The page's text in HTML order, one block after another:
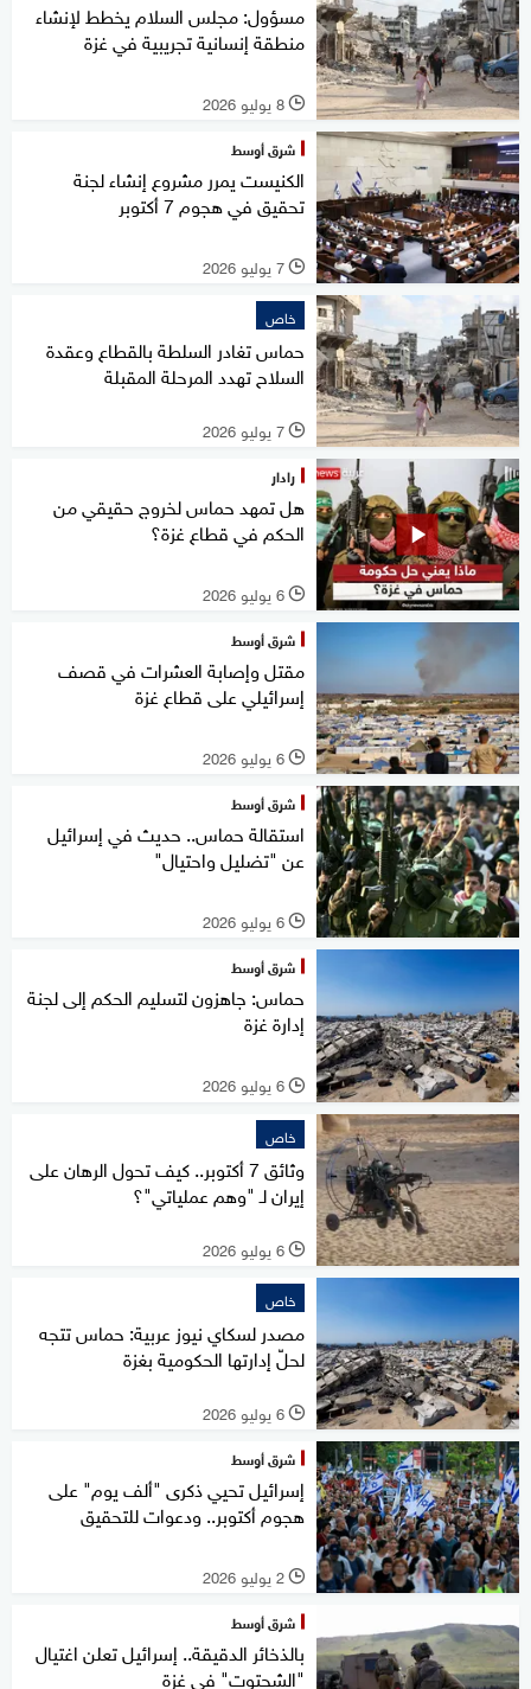
مسؤول: مجلس السلام يخطط لإنشاء
منطقة إنسانية تجريبية في غزة
l 8 يوليو 2026
شرق أوسط
الكنيست يمرر مشروع إنشاء لجنة
تحقيق في هجوم 7 أكتوبر
l 7 يوليو 2026
خاص
حماس تغادر السلطة بالقطاع وعقدة
السلاح تهدد المرحلة المقبلة
l 7 يوليو 2026
رادار
هل تمهد حماس لخروج حقيقي من
الحكم في قطاع غزة؟
l 6 يوليو 2026
شرق أوسط
مقتل وإصابة العشرات في قصف
إسرائيلي على قطاع غزة
l 6 يوليو 2026
شرق أوسط
استقالة حماس.. حديث في إسرائيل
عن "تضليل واحتيال"
l 6 يوليو 2026
شرق أوسط
حماس: جاهزون لتسليم الحكم إلى لجنة
إدارة غزة
l 6 يوليو 2026
خاص
وثائق 7 أكتوبر.. كيف تحول الرهان على
إيران لـ "وهم عملياتي"؟
l 6 يوليو 2026
خاص
مصدر لسكاي نيوز عربية: حماس تتجه
لحلّ إدارتها الحكومية بغزة
l 6 يوليو 2026
شرق أوسط
إسرائيل تحيي ذكرى "ألف يوم" على
هجوم أكتوبر.. ودعوات للتحقيق
l 2 يوليو 2026
شرق أوسط
بالذخائر الدقيقة.. إسرائيل تعلن اغتيال
"الشحتوت" في غزة